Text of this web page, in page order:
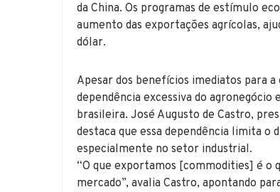
da China. Os programas de estímulo
aumento das exportações agrícolas,
dólar.
Apesar dos benefícios imediatos para
dependência excessiva do
brasileira. José Augusto de Castro,
destaca que essa dependência limita o
especialmente no setor industrial.
“O que exportamos [commodities] é o
mercado”, avalia Castro, apontando